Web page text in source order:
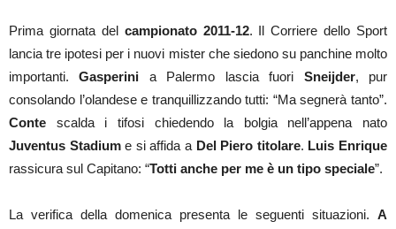
Prima giornata del campionato 2011-12. Il Corriere dello Sport
lancia tre ipotesi per i nuovi mister che siedono su panchine molto
importanti.Gasperini a Palermo lascia fuori Sneijder, pur
consolando l’olandese e tranquillizzando tutti: “Ma segnerà tanto”.
Conte scalda i tifosi chiedendo la bolgia nell’appena nato
Juventus Stadiume si affida a Del Piero titolare. Luis Enrique
rassicura sul Capitano: “Totti anche per me è un tipo speciale”.
La verifica della domenica presenta le seguenti situazioni. A